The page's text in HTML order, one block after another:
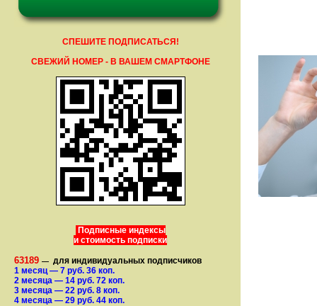
СПЕШИТЕ ПОДПИСАТЬСЯ!
СВЕЖИЙ НОМЕР - В ВАШЕМ СМАРТФОНЕ
Подписные индексы
и стоимость подписки
63189 — для индивидуальных подписчиков
1 месяц— 7 руб. 36 коп.
2 месяца — 14 руб. 72 коп.
3 месяца — 22 руб. 8 коп.
4 месяца — 29 руб. 44 коп.